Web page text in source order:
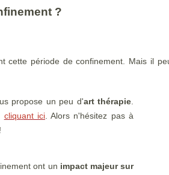
?
cette période de confinement. Mais il
propose un peu d'art thérapie
cliquant ici. Alors n'hésitez pas à
ont un impact majeur sur